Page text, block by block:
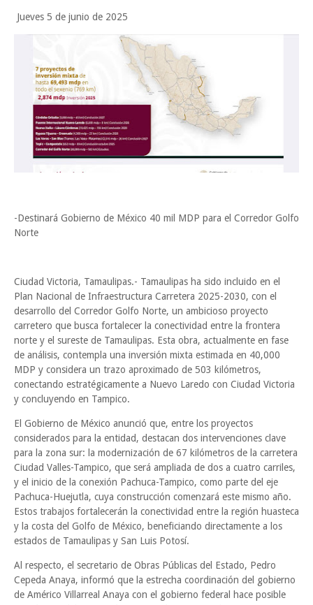
Alberto Carrera Torres
Prepara la UAT el arranque del ciclo escolar Otoño 2026
A Tamaulipas…le llueve sobre mojado
Sabado, 8 Agosto
Jueves 5 de junio de 2025
-Destinará Gobierno de México 40 mil MDP para el Corredor Golfo
Norte
Ciudad Victoria, Tamaulipas.- Tamaulipas ha sido incluido en el
Plan Nacional de Infraestructura Carretera 2025-2030, con el
desarrollo del Corredor Golfo Norte, un ambicioso proyecto
carretero que busca fortalecer la conectividad entre la frontera
norte y el sureste de Tamaulipas. Esta obra, actualmente en fase
de análisis, contempla una inversión mixta estimada en 40,000
MDP y considera un trazo aproximado de 503 kilómetros,
conectando estratégicamente a Nuevo Laredo con Ciudad Victoria
y concluyendo en Tampico.
El Gobierno de México anunció que, entre los proyectos
considerados para la entidad, destacan dos intervenciones clave
para la zona sur: la modernización de 67 kilómetros de la carretera
Ciudad Valles-Tampico, que será ampliada de dos a cuatro carriles,
y el inicio de la conexión Pachuca-Tampico, como parte del eje
Pachuca-Huejutla, cuya construcción comenzará este mismo año.
Estos trabajos fortalecerán la conectividad entre la región huasteca
y la costa del Golfo de México, beneficiando directamente a los
estados de Tamaulipas y San Luis Potosí.
Al respecto, el secretario de Obras Públicas del Estado, Pedro
Cepeda Anaya, informó que la estrecha coordinación del gobierno
de Américo Villarreal Anaya con el gobierno federal hace posible